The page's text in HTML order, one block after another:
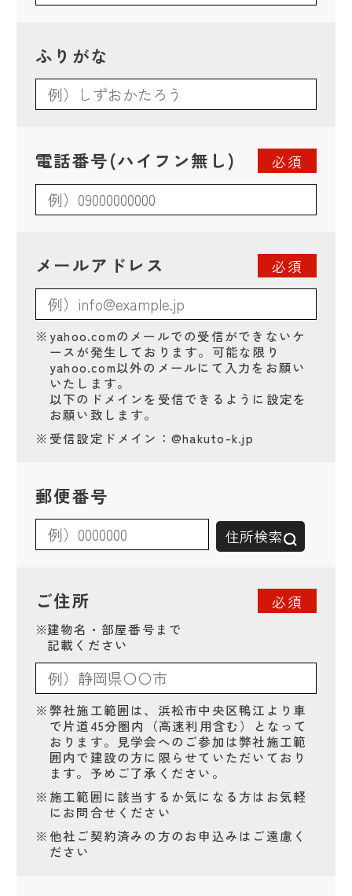
ふりがな
電話番号(ハイフン無し) 必須
メールアドレス 必須
※ yahoo.comのメールでの受信ができないケ
ースが発生しております。可能な限り
yahoo.com以外のメールにて入力をお願い
いたします。
以下のドメインを受信できるように設定を
お願い致します。
※ 受信設定ドメイン：@hakuto-k.jp
郵便番号
住所検索
ご住所 必須
※建物名・部屋番号まで
記載ください
※ 弊社施工範囲は、浜松市中央区鴨江より車
で片道45分圏内（高速利用含む）となって
おります。見学会へのご参加は弊社施工範
囲内で建設の方に限らせていただいており
ます。予めご了承ください。
※ 施工範囲に該当するか気になる方はお気軽
にお問合せください
※他社ご契約済みの方のお申込みはご遠慮く
ださい